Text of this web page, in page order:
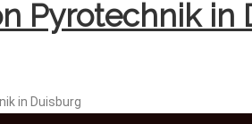
Pyrotechnik in
in Duisburg